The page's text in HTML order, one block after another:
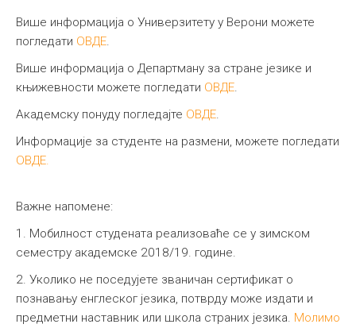
Више информација о Универзитету у Верони можете
погледати ОВДЕ
Више информација о Департману за стране језике и
књижевности можете погледати ОВДЕ
Академску понуду погледајте ОВДЕ
Информације за студенте на размени, можете погледати
ОВДЕ.
Важне напомене:
1. Мобилност студената реализоваће се у зимском
семестру академске 2018/19. године.
2. Уколико не поседујете званичан сертификат о
познавању енглеског језика, потврду може издати и
предметни наставник или школа страних језика. Молимо